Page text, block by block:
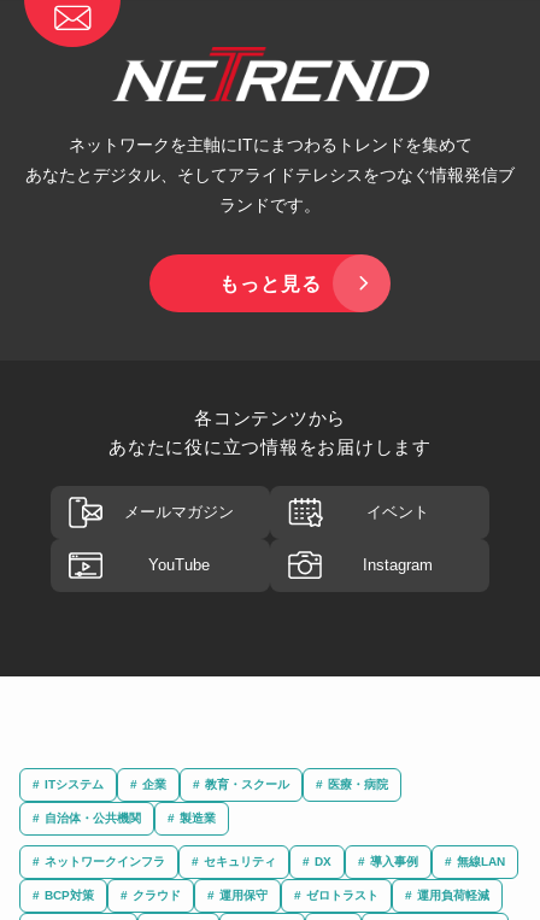
ネットワークを主軸にITにまつわるトレンドを集めて
あなたとデジタル、そしてアライドテレシスをつなぐ情報発信ブ
ランドです。
もっと見る
各コンテンツから
あなたに役に立つ情報をお届けします
メールマガジン イベント
YouTube Instagram
ITシステム 企業 教育・スクール 医療・病院
自治体・公共機関 製造業
ネットワークインフラ セキュリティ DX 導入事例 無線LAN
BCP対策 クラウド 運用保守 ゼロトラスト 運用負荷軽減